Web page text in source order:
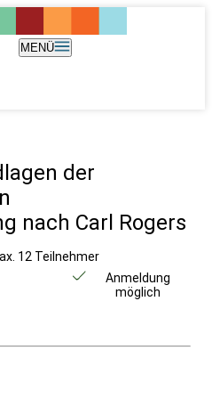
MENÜ
der
nach Carl Rogers
12 Teilnehmer
Anmeldung
möglich